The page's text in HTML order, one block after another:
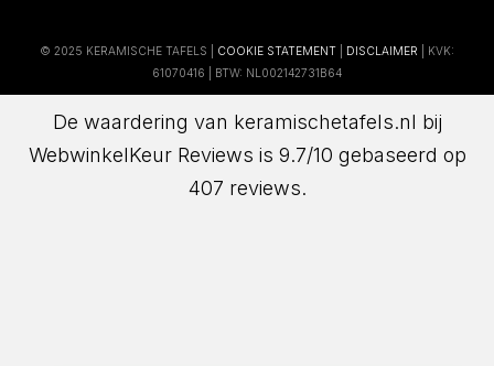
© 2025 KERAMISCHE TAFELS | COOKIE STATEMENT DISCLAIMER | KVK:
61070416 | BTW: NL002142731B64
De waardering van keramischetafels.nl bij
WebwinkelKeur Reviews is 9.7/10 gebaseerd op
407 reviews.